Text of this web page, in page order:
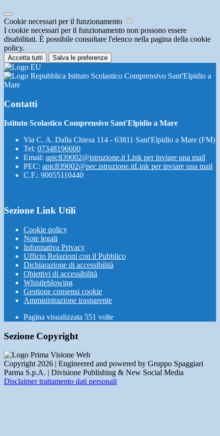
Cookie necessari per il funzionamento
I cookie necessari per il funzionamento non possono essere
disabilitati. È possibile consultare l'elenco nella pagina della cookie
policy.
Accetta tutti Salva le preferenze
Istituto Scolastico Comprensivo Sant'Elpidio a
Mare
Contatti
Istituto Scolastico Comprensivo Sant'Elpidio a Mare
Via C. A. Dalla Chiesa 114 - 63811 Sant'Elpidio a Mare (FM)
Tel: 07348196600
Email: apic839002@istruzione.it Link per inviare una mail
PEC: apic839002@pec.istruzione.itLink per inviare una mail
C.F.: 90055110440
Sezione Link Utili
Cookie policy
Note legali
Informativa Privacy
Ufficio Relazioni con il Pubblico
Dichiarazione di accessibilità
Obiettivi di accessibilità
Whistleblowing
Gestione consensi cookie
Amministrazione trasparente
Pagina visualizzata 551 volte
Sezione Copyright
Copyright 2026 | Engineered and powered by Gruppo Spaggiari
Parma S.p.A. | Divisione Publishing & New Social Media
Disclaimer trattamento dati personali